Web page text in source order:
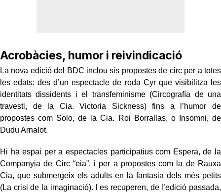
Acrobàcies, humor i reivindicació
La nova edició del BDC inclou sis propostes de circ per a totes
les edats: des d’un espectacle de roda Cyr que visibilitza les
identitats dissidents i el transfeminisme (Circografía de una
travesti, de la Cia. Victoria Sickness) fins a l’humor de
propostes com Solo, de la Cia. Roi Borrallas, o Insomni, de
Dudu Arnalot.
Hi ha espai per a espectacles participatius com Espera, de la
Companyia de Circ “eia”, i per a propostes com la de Rauxa
Cia, que submergeix els adults en la fantasia dels més petits
(La crisi de la imaginació). I es recuperen, de l’edició passada,